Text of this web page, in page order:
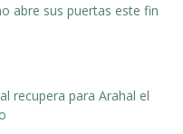
abre sus puertas este fin
recupera para Arahal el